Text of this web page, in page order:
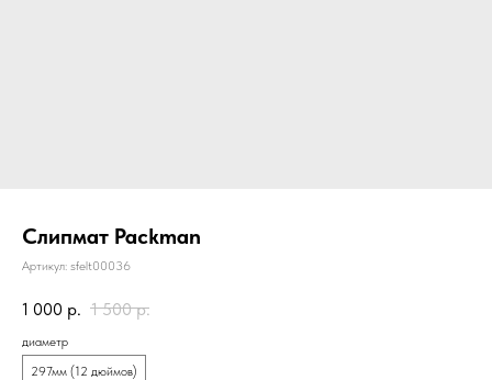
Слипмат Packman
Артикул: sfelt00036
1 000 р. 1 500 р.
диаметр
297мм (12 дюймов)